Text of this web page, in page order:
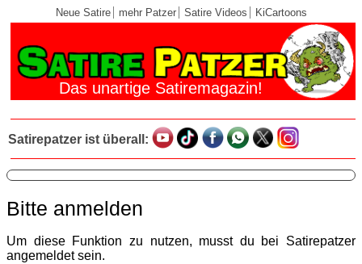
Neue Satire mehr Patzer Satire Videos KiCartoons
Das unartige Satiremagazin!
Satirepatzer ist überall:
Bitte anmelden
Um diese Funktion zu nutzen, musst du bei Satirepatzer
angemeldet sein.